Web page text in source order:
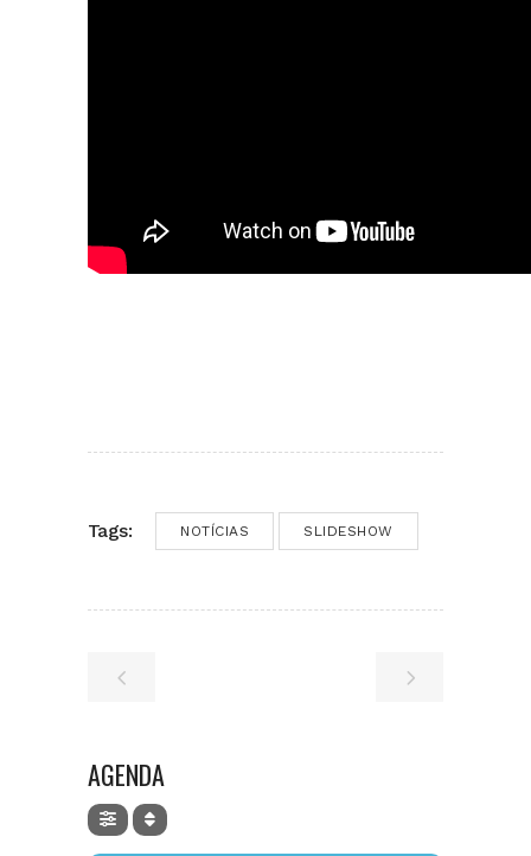
Tags: NOTÍCIAS SLIDESHOW
AGENDA